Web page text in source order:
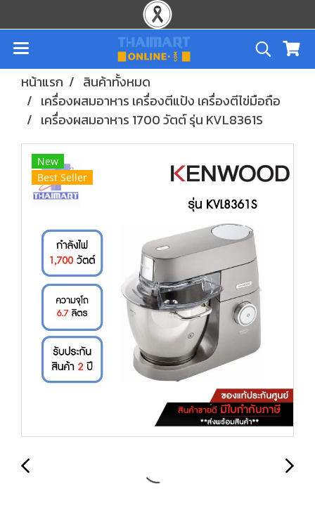
หน้าแรก
สินค้าทั้งหมด
เครื่องผสมอาหาร เครื่องตีแป้ง เครื่องตีไข่มือถือ
เครื่องผสมอาหาร 1700 วัตต์ รุ่น KVL8361S
New
Best Seller